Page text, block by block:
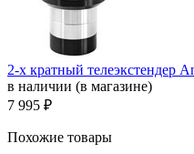
2-х кратный телеэкстендер
в наличии (в магазине)
7 995 ₽
Похожие товары